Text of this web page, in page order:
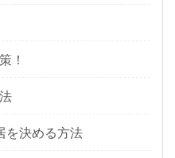
！
を決める方法